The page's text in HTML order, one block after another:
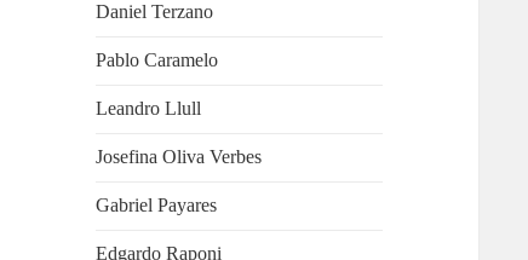
Daniel Terzano
Pablo Caramelo
Leandro Llull
Josefina Oliva Verbes
Gabriel Payares
Edgardo Raponi